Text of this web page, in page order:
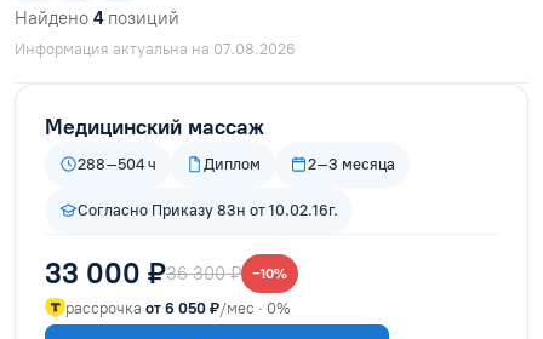
Найдено 4позиций
Информация актуальна на 07.08.2026
Медицинский массаж
288–504 ч Диплом 2–3 месяца
Согласно Приказу 83н от 10.02.16г.
33 000 ₽36 300 ₽ −10%
рассрочка от 6 050 ₽/мес · 0%